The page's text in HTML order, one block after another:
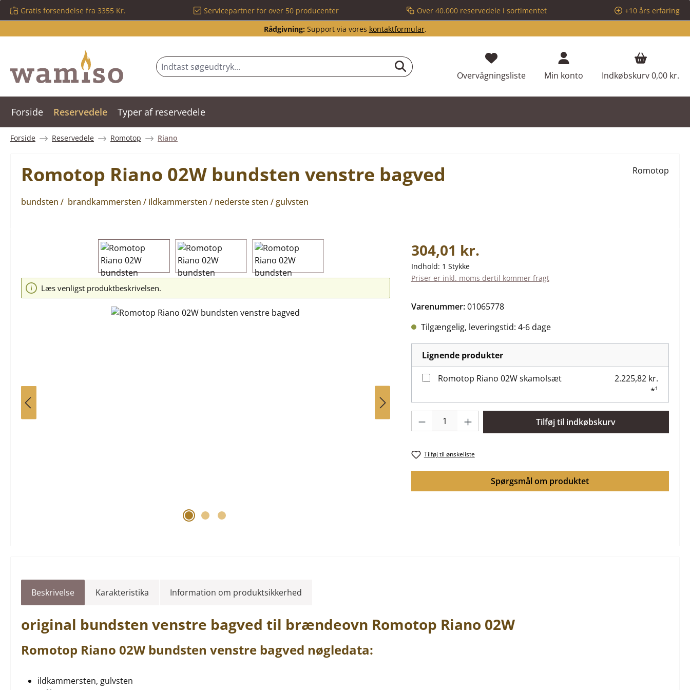
til hovedindhold
Spring til søgning
Gå til hovednavigation
Gratis forsendelse fra 3355 Kr. Servicepartner for over 50 producenter Over 40.000 reservedele i sortimentet
+10 års erfaring
Rådgivning: Support via vores kontaktformular.
OvervågningslisteDu har 0 ønskeliste varer
Min konto Indkøbskurv0,00 kr.
Forside Reservedele Typer af reservedele
Forside Reservedele Romotop Riano
Romotop Riano 02W bundsten venstre bagved
bundsten / brandkammersten / ildkammersten / nederste sten / gulvsten
Romotop
Spring over billedgalleri
Læs venligst produktbeskrivelsen.
Almindelig pris:
304,01 kr.
Indhold: 1 Stykke
Priser er inkl. moms dertil kommer fragt
Varenummer:01065778
Tilgængelig, leveringstid: 4-6 dage
Lignende produkter
Romotop Riano 02W skamolsæt
2.225,82 kr.
*¹
Produktmængde: Indtast det ønskede beløb, eller brug knapperne til at øge
Tilføj til indkøbskurv
Tilføj til ønskeliste
Spørgsmål om produktet
Beskrivelse Karakteristika Information om produktsikkerhed
original bundsten venstre bagved til brændeovn Romotop Riano 02W
Romotop Riano 02W bundsten venstre bagved nøgledata:
ildkammersten, gulvsten